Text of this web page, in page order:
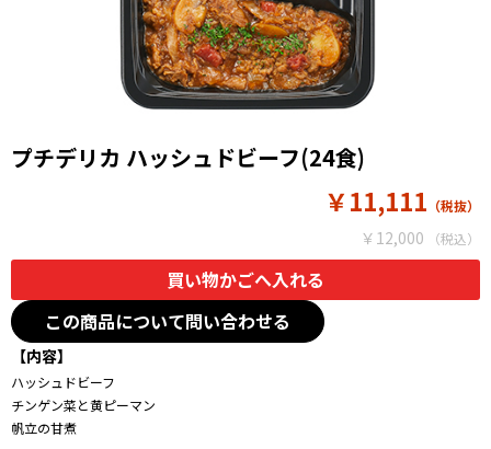
プチデリカ ハッシュドビーフ(24食)
￥12,000
￥11,111
この商品について問い合わせる
【内容】
ハッシュドビーフ
チンゲン菜と黄ピーマン
帆立の甘煮